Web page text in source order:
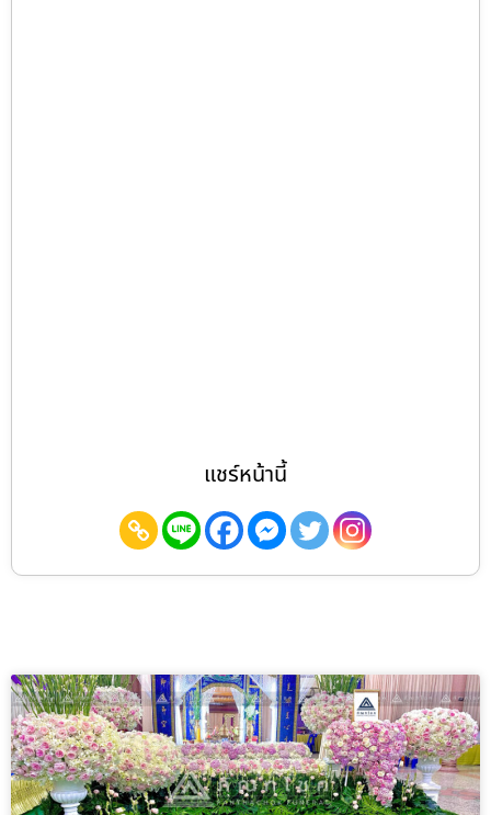
แชร์หน้านี้